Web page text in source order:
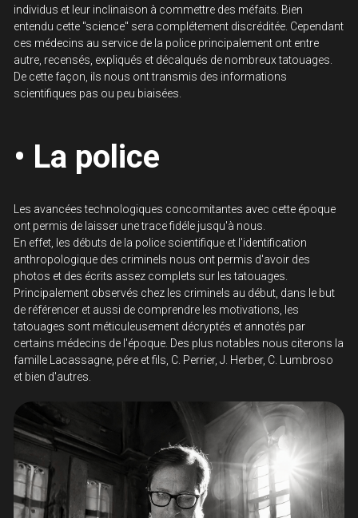
individus et leur inclinaison à commettre des méfaits. Bien
entendu cette "science" sera complétement discréditée. Cependant
ces médecins au service de la police principalement ont entre
autre, recensés, expliqués et décalqués de nombreux tatouages.
De cette façon, ils nous ont transmis des informations
scientifiques pas ou peu biaisées.
• La police
Les avancées technologiques concomitantes avec cette époque
ont permis de laisser une trace fidéle jusqu'à nous.
En effet, les débuts de la police scientifique et l'identification
anthropologique des criminels nous ont permis d'avoir des
photos et des écrits assez complets sur les tatouages.
Principalement observés chez les criminels au début, dans le but
de référencer et aussi de comprendre les motivations, les
tatouages sont méticuleusement décryptés et annotés par
certains médecins de l'époque. Des plus notables nous citerons la
famille Lacassagne, pére et fils, C. Perrier, J. Herber, C. Lumbroso
et bien d'autres.